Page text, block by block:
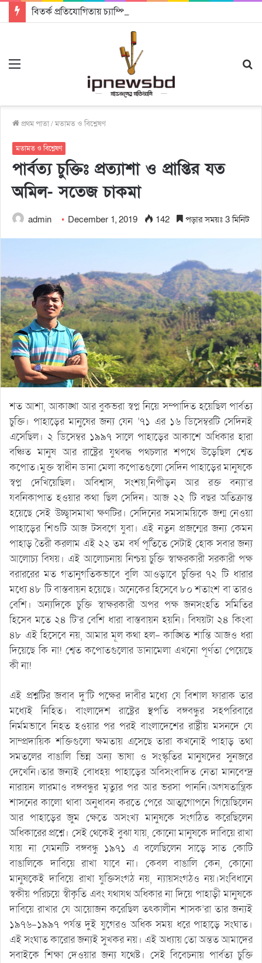
প্রথম পাতা/মতামত ও বিশ্লেষণ
মতামত ও বিশ্লেষণ
পার্বত্য চুক্তিঃ প্রত্যাশা ও প্রাপ্তির যত
অমিল- সতেজ চাকমা
admin December 1, 2019 142 পড়ার সময়ঃ 3 মিনিট
শত আশা, আকাঙ্খা আর বুকভরা স্বপ্ন নিয়ে সম্পাদিত হয়েছিল পার্বত্য
চুক্তি। পাহাড়ের মানুষের জন্য যেন ’৭১ এর ১৬ ডিসেম্বরটি সেদিনই
এসেছিল। ২ ডিসেম্বর ১৯৯৭ সালে পাহাড়ের আকাশে অধিকার হারা
বঞ্চিত মানুষ আর রাষ্ট্রের যুথবদ্ধ পথচলার শপথে উড়েছিল শ্বেত
কপোত।মুক্ত স্বাধীন ডানা মেলা কপোতগুলো সেদিন পাহাড়ের মানুষকে
স্বপ্ন দেখিয়েছিল। অবিশ্বাস, সংশয়,নিপীড়ন আর রক্ত বন্যা’র
যবনিকাপাত হওয়ার কথা ছিল সেদিন। আজ ২২ টি বছর অতিক্রান্ত
হয়েছে সেই উচ্ছ্বাসমাখা ক্ষণটির। সেদিনের সমসাময়িকে জন্ম নেওয়া
পাহাড়ের শিশুটি আজ টসবগে যুবা। এই নতুন প্রজন্মের জন্য কেমন
পাহাড় তৈরী করলাম এই ২২ তম বর্ষ পূর্তিতে সেটাই হোক সবার জন্য
আলোচ্য বিষয়। এই আলোচনায় নিশ্চয় চুক্তি স্বাক্ষরকারী সরকারী পক্ষ
বরাররের মত গতানুগতিকভাবে বুলি আওড়াবে চুক্তির ৭২ টি ধারার
মধ্যে ৪৮ টি বাস্তবায়ন হয়েছে। অনেকের হিসেবে ৮০ শতাংশ বা তারও
বেশি। অন্যদিকে চুক্তি স্বাক্ষরকারী অপর পক্ষ জনসংহতি সমিতির
হিসেব মতে ২৪ টি’র বেশি ধারা বাস্তবায়ন হয়নি। বিষয়টা ২৪ কিংবা
৪৮ এই হিসেবে নয়, আমার মূল কথা হল- কাঙ্খিত শান্তি আজও ধরা
দিয়েছে কি না! শ্বেত কপোতগুলোর ডানামেলা এখনো পূর্ণতা পেয়েছে
কী না!
এই প্রশ্নটির জবাব দু’টি পক্ষের দাবীর মধ্যে যে বিশাল ফারাক তার
মধ্যেই নিহিত। বাংলাদেশ রাষ্ট্রের স্থপতি বঙ্গবন্ধুর সহপরিবারে
নির্মমভাবে নিহত হওয়ার পর পরই বাংলাদেশের রাষ্ট্রীয় মসনদে যে
সাম্প্রদায়িক শক্তিগুলো ক্ষমতায় এসেছে তারা কখনোই পাহাড় তথা
সমতলের বাঙালি ভিন্ন অন্য ভাষা ও সংস্কৃতির মানুষদের সুনজরে
দেখেনি।তার জন্যই বোধহয় পাহাড়ের অবিসংবাদিত নেতা মানবেন্দ্র
নারায়ন লারমাও বঙ্গবন্ধুর মৃত্যুর পর আর ভরসা পাননি।অগষতান্ত্রিক
শাসনের কালো থাবা অনুধাবন করতে পেরে আত্মগোপনে গিয়েছিলেন
আর পাহাড়ের জুম ক্ষেতে অসংখ্য মানুষকে সংগঠিত করেছিলেন
অধিকারের প্রশ্নে। সেই থেকেই বুঝা যায়, কোনো মানুষকে দাবিয়ে রাখা
যায় না যেমনটি বঙ্গবন্ধু ১৯৭১ এ বলেছিলেন সাড়ে সাত কোটি
বাঙালিকে দাবিয়ে রাখা যাবে না। কেবল বাঙালি কেন, কোনো
মানুষকেই দাবিয়ে রাখা যুক্তিসংগঠ নয়, ন্যায়সংগঠও নয়।সংবিধানে
স্বকীয় পরিচয়ে স্বীকৃতি এবং যথাযথ অধিকার না দিয়ে পাহাড়ী মানুষকে
দাবিয়ে রাখার যে আয়োজন করেছিল তৎকালীন শাসক’রা তার জন্যই
১৯৭৬-১৯৯৭ পর্যন্ত দুই যুগেরও অধিক সময় ধরে পাহাড়ে সংঘাত।
এই সংঘাত কারোর জন্যই সুখকর নয়। এই অধ্যায় তো অন্তত আমাদের
সবাইকে শিক্ষা দেওয়ার জন্য যথেষ্ট। সেই বিবেচনায় পার্বত্য চুক্তি